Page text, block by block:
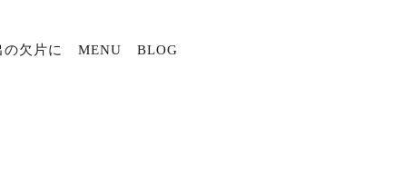
欠片に MENU BLOG